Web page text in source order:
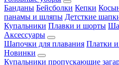
Банданы Бейсболки Кепки
панамы и шляпы Детсткие
Купальники Плавки и шорты
Аксессуары
Шапочки для плавания Платки
Новинки
Купальники пропускающие